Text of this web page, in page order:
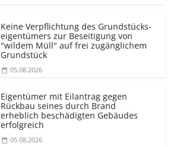
Keine Verpflichtung des Grundstücks­
eigentümers zur Beseitigung von
"wildem Müll" auf frei zugänglichem
Grundstück
05.08.2026
Eigentümer mit Eilantrag gegen
Rückbau seines durch Brand
erheblich beschädigten Gebäudes
erfolgreich
05.08.2026